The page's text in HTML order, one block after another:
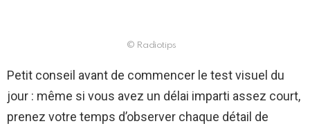
© Radiotips
Petit conseil avant de commencer le test visuel du
jour : même si vous avez un délai imparti assez court,
prenez votre temps d’observer chaque détail de